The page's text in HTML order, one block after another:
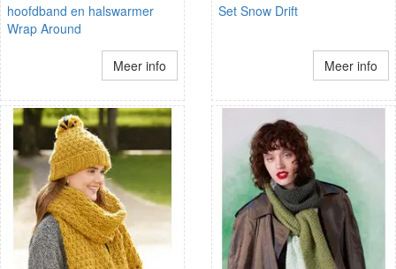
hoofdband en halswarmer
Wrap Around
Meer info
Set Snow Drift
Meer info